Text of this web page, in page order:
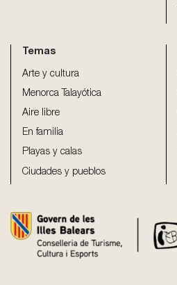
Temas
Arte y cultura
Menorca Talayótica
Aire libre
En familia
Playas y calas
Ciudades y pueblos